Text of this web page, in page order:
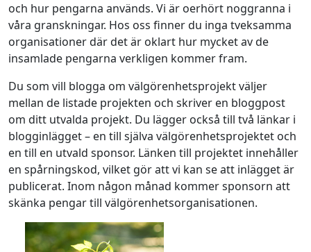
och hur pengarna används. Vi är oerhört noggranna i
våra granskningar. Hos oss finner du inga tveksamma
organisationer där det är oklart hur mycket av de
insamlade pengarna verkligen kommer fram.
Du som vill blogga om välgörenhetsprojekt väljer
mellan de listade projekten och skriver en bloggpost
om ditt utvalda projekt. Du lägger också till två länkar i
blogginlägget – en till själva välgörenhetsprojektet och
en till en utvald sponsor. Länken till projektet innehåller
en spårningskod, vilket gör att vi kan se att inlägget är
publicerat. Inom någon månad kommer sponsorn att
skänka pengar till välgörenhetsorganisationen.